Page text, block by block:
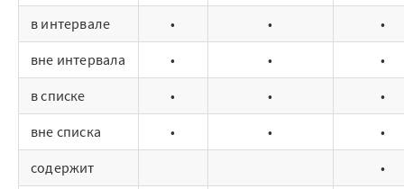
Системные требования
Loginom + AI
AI в экосистеме Loginom
Преимущества
в интервале
• •
•
вне интервала
• •
•
в списке
• •
•
вне списка
• •
•
содержит
•